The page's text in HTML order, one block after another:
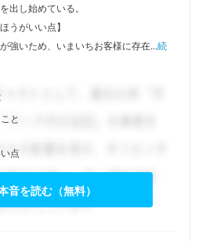
出し始めている。
うがいい点】
強いため、いまいちお客様に存在...続
と
点
音を読む（無料）